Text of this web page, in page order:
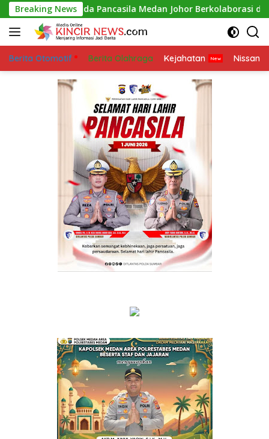
Skip
to
content
Breaking News
Pemuda Pancasila Medan Johor Berkolaborasi dengan
Berita Otomotif Berita Olahraga Kejahatan Nissan